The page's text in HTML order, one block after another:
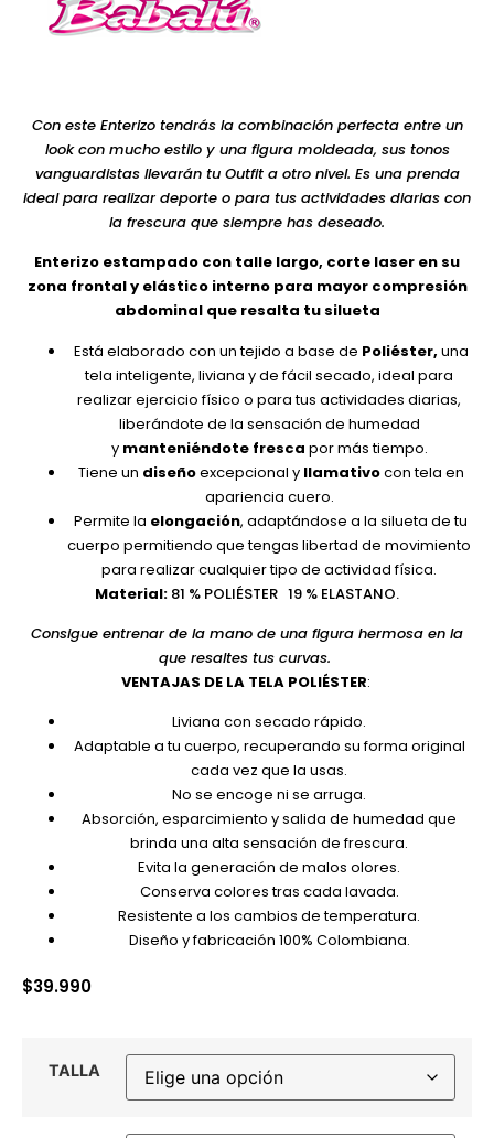
Con este Enterizo tendrás la combinación perfecta entre un
look con mucho estilo y una figura moldeada, sus tonos
vanguardistas llevarán tu Outfit a otro nivel. Es una prenda
ideal para realizar deporte o para tus actividades diarias con
la frescura que siempre has deseado.
Enterizo estampado con talle largo, corte laser en su
zona frontal y elástico interno para mayor compresión
abdominal que resalta tu silueta
Está elaborado con un tejido a base de Poliéster, una
tela inteligente, liviana y de fácil secado, ideal para
realizar ejercicio físico o para tus actividades diarias,
liberándote de la sensación de humedad
ymanteniéndote fresca por más tiempo.
Tiene un diseñoexcepcional y llamativocon tela en
apariencia cuero.
Permite la elongación, adaptándose a la silueta de tu
cuerpo permitiendo que tengas libertad de movimiento
para realizar cualquier tipo de actividad física.
Material: 81 % POLIÉSTER 19 % ELASTANO.
Consigue entrenar de la mano de una figura hermosa en la
que resaltes tus curvas.
VENTAJAS DE LA TELA POLIÉSTER:
Liviana con secado rápido.
Adaptable a tu cuerpo, recuperando su forma original
cada vez que la usas.
No se encoge ni se arruga.
Absorción, esparcimiento y salida de humedad que
brinda una alta sensación de frescura.
Evita la generación de malos olores.
Conserva colores tras cada lavada.
Resistente a los cambios de temperatura.
Diseño y fabricación 100% Colombiana.
$39.990
TALLA